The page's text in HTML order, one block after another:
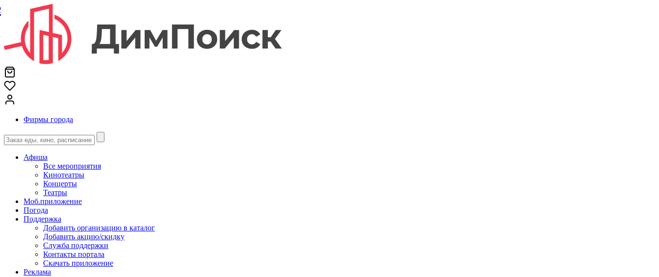
Фирмы города
Афиша
Все мероприятия
Кинотеатры
Концерты
Театры
Моб.приложение
Погода
Поддержка
Добавить организацию в каталог
Добавить акцию/скидку
Служба поддержки
Контакты портала
Скачать приложение
Реклама